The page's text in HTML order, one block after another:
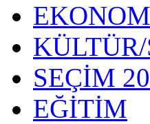
SEÇİM
EĞİTİM